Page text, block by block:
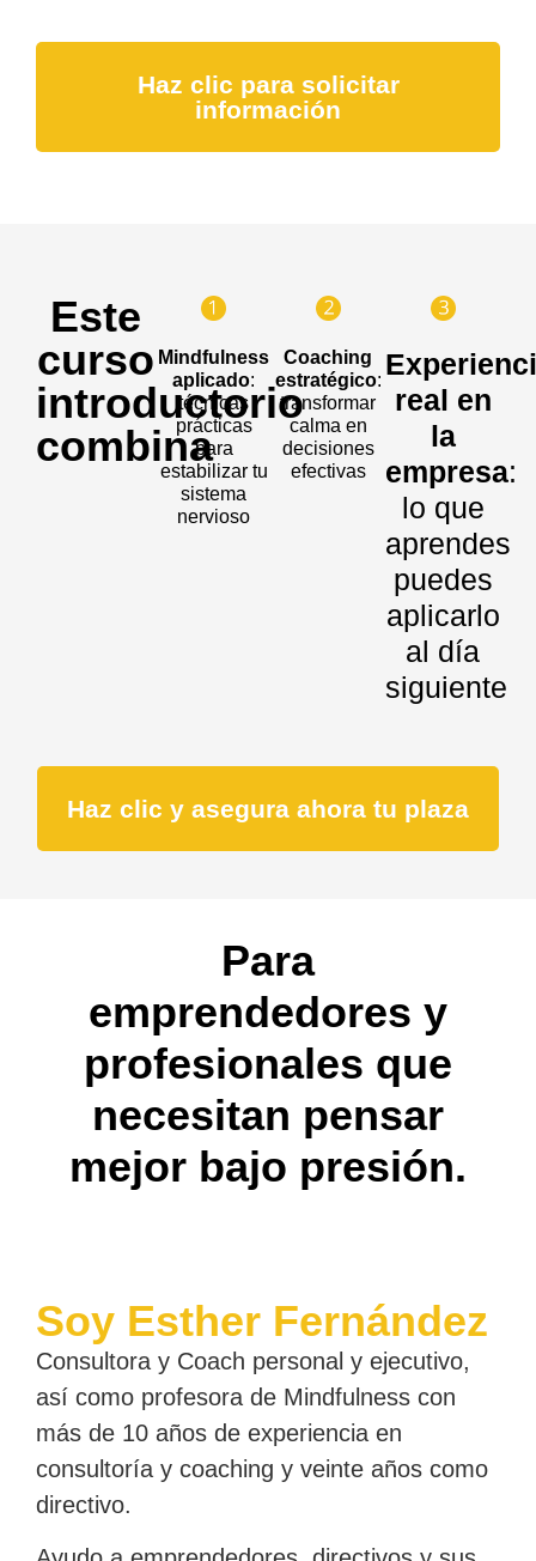
Haz clic para solicitar
información
Este
curso
introductorio
combina
Mindfulness
aplicado:
técnicas
prácticas
para
estabilizar tu
sistema
nervioso
Coaching
estratégico:
transformar
calma en
decisiones
efectivas
real en
la
empresa:
lo que
aprendes
puedes
aplicarlo
al día
siguiente
Haz clic y asegura ahora tu plaza
Para
emprendedores y
profesionales que
necesitan pensar
mejor bajo presión.
Soy Esther Fernández
Consultora y Coach personal y ejecutivo,
así como profesora de Mindfulness con
más de 10 años de experiencia en
consultoría y coaching y veinte años como
directivo.